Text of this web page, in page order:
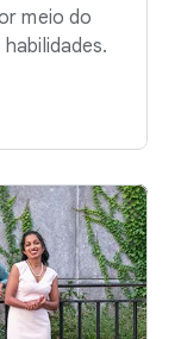
meio do